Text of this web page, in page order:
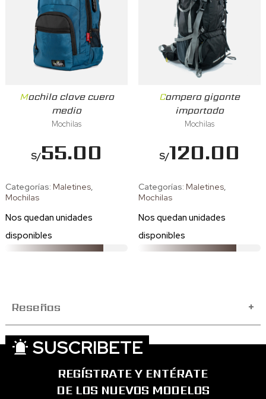
Mochila clave cuero
medio
Mochilas
S/55.00
Categorías: Maletines,
Mochilas
Nos quedan unidades
disponibles
Campera gigante
importado
Mochilas
S/120.00
Categorías: Maletines,
Mochilas
Nos quedan unidades
disponibles
Reseñas +
SUSCRIBETE
REGÍSTRATE Y ENTÉRATE
DE LOS NUEVOS MODELOS